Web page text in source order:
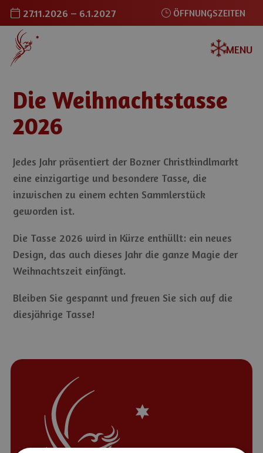
27.11.2026 – 6.1.2027 ÖFFNUNGSZEITEN
MENU
Die Weihnachtstasse
2026
Jedes Jahr präsentiert der Bozner Christkindlmarkt
eine einzigartige und besondere Tasse, die
inzwischen zu einem echten Sammlerstück
geworden ist.
Die Tasse 2026 wird in Kürze enthüllt: ein neues
Design, das auch dieses Jahr die ganze Magie der
Weihnachtszeit einfängt.
Bleiben Sie gespannt und freuen Sie sich auf die
diesjährige Tasse!